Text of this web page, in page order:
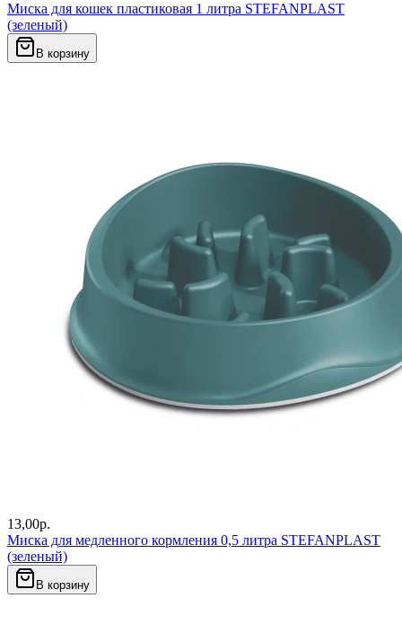
Миска для кошек пластиковая 1 литра STEFANPLAST
(зеленый)
В корзину
13,00р.
Миска для медленного кормления 0,5 литра STEFANPLAST
(зеленый)
В корзину